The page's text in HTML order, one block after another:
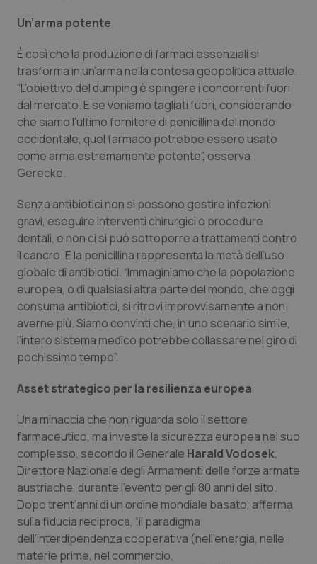
Tumore al seno
Tumore ovarico
Tumori del Polmone & Testa Collo
Tumori gastrointestinali
Ulcera & Reflusso
Vaccini
Un’arma potente
È così che la produzione di farmaci essenziali si
trasforma in un’arma nella contesa geopolitica attuale.
“L’obiettivo del dumping è spingere i concorrenti fuori
dal mercato. E se veniamo tagliati fuori, considerando
che siamo l’ultimo fornitore di penicillina del mondo
occidentale, quel farmaco potrebbe essere usato
come arma estremamente potente”, osserva
Gerecke.
Senza antibiotici non si possono gestire infezioni
gravi, eseguire interventi chirurgici o procedure
dentali, e non ci si può sottoporre a trattamenti contro
il cancro. E la penicillina rappresenta la metà dell’uso
globale di antibiotici. “Immaginiamo che la popolazione
europea, o di qualsiasi altra parte del mondo, che oggi
consuma antibiotici, si ritrovi improvvisamente a non
averne più. Siamo convinti che, in uno scenario simile,
l’intero sistema medico potrebbe collassare nel giro di
pochissimo tempo”.
Asset strategico per la resilienza europea
Una minaccia che non riguarda solo il settore
farmaceutico, ma investe la sicurezza europea nel suo
complesso, secondo il Generale Harald Vodosek,
Direttore Nazionale degli Armamenti delle forze armate
austriache, durante l’evento per gli 80 anni del sito.
Dopo trent’anni di un ordine mondiale basato, afferma,
sulla fiducia reciproca, “il paradigma
dell’interdipendenza cooperativa (nell’energia, nelle
materie prime, nel commercio,